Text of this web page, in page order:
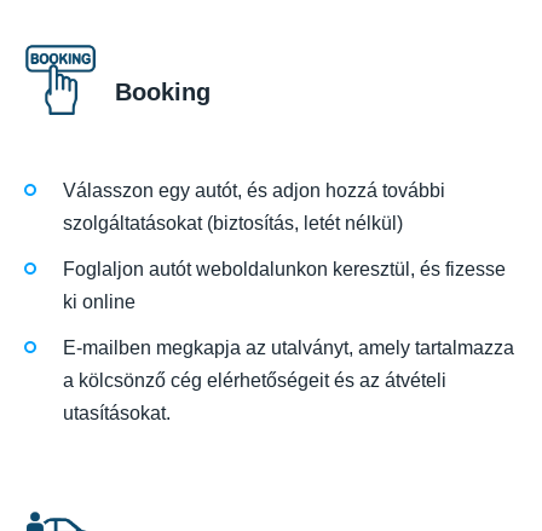
Booking
Válasszon egy autót, és adjon hozzá további
szolgáltatásokat (biztosítás, letét nélkül)
Foglaljon autót weboldalunkon keresztül, és fizesse
ki online
E-mailben megkapja az utalványt, amely tartalmazza
a kölcsönző cég elérhetőségeit és az átvételi
utasításokat.